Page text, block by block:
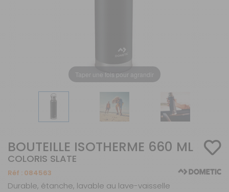
Taper une fois pour agrandir
BOUTEILLE ISOTHERME 660 ML
COLORIS SLATE
Réf : 084563
Durable, étanche, lavable au lave-vaisselle